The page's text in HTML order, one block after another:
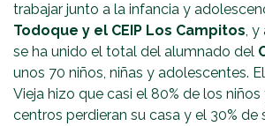
trabajar junto a la infancia y
Todoque y el CEIP Los Campitos ,
se ha unido el total del alumnado del
unos 70 niños, niñas y adolescentes.
Vieja hizo que casi el 80% de los
centros perdieran su casa y el 30% de